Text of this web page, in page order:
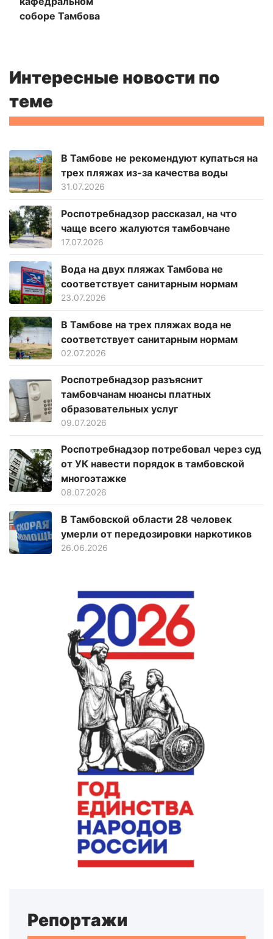
соборе Тамбова
Интересные новости по
теме
В Тамбове не рекомендуют купаться на
трех пляжах из-за качества воды
31.07.2026
Роспотребнадзор рассказал, на что
чаще всего жалуются тамбовчане
17.07.2026
Вода на двух пляжах Тамбова не
соответствует санитарным нормам
23.07.2026
В Тамбове на трех пляжах вода не
соответствует санитарным нормам
02.07.2026
Роспотребнадзор разъяснит
тамбовчанам нюансы платных
образовательных услуг
09.07.2026
Роспотребнадзор потребовал через суд
от УК навести порядок в тамбовской
многоэтажке
08.07.2026
В Тамбовской области 28 человек
умерли от передозировки наркотиков
26.06.2026
Репортажи